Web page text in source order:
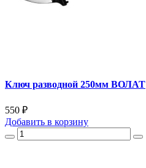
Ключ разводной 250мм ВОЛАТ
550 ₽
Добавить в корзину